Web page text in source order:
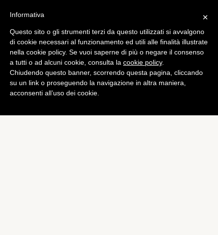
Tech
Google: evento il 24 luglio
con il boss di Android
di Alessandro Moretti
×
Informativa
Questo sito o gli strumenti terzi da questo utilizzati si avvalgono
di cookie necessari al funzionamento ed utili alle finalità illustrate
nella cookie policy. Se vuoi saperne di più o negare il consenso
a tutti o ad alcuni cookie, consulta la cookie policy.
Chiudendo questo banner, scorrendo questa pagina, cliccando
su un link o proseguendo la navigazione in altra maniera,
acconsenti all’uso dei cookie.